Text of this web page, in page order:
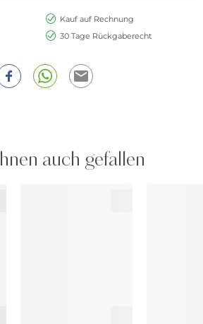
Kauf auf Rechnung
30 Tage Rückgaberecht
auch gefallen